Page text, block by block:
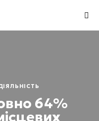
64%